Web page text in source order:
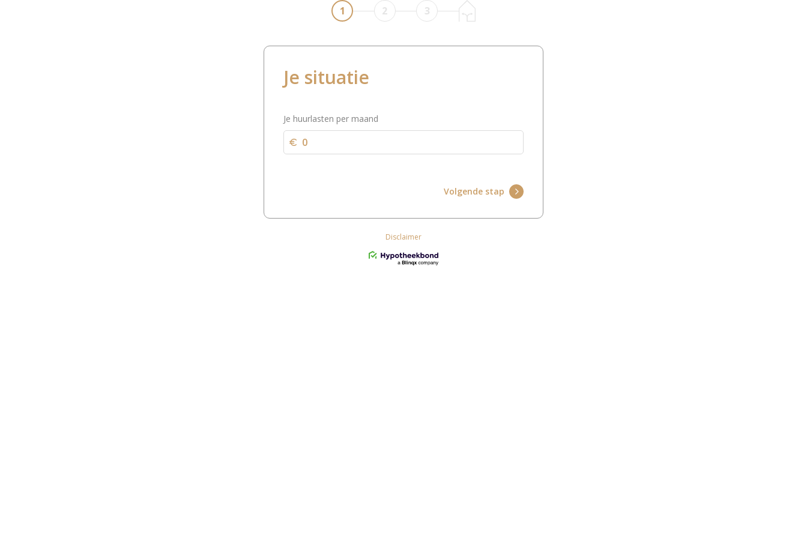
1 2 3
Je situatie
Je huurlasten per maand
Volgende stap
Disclaimer